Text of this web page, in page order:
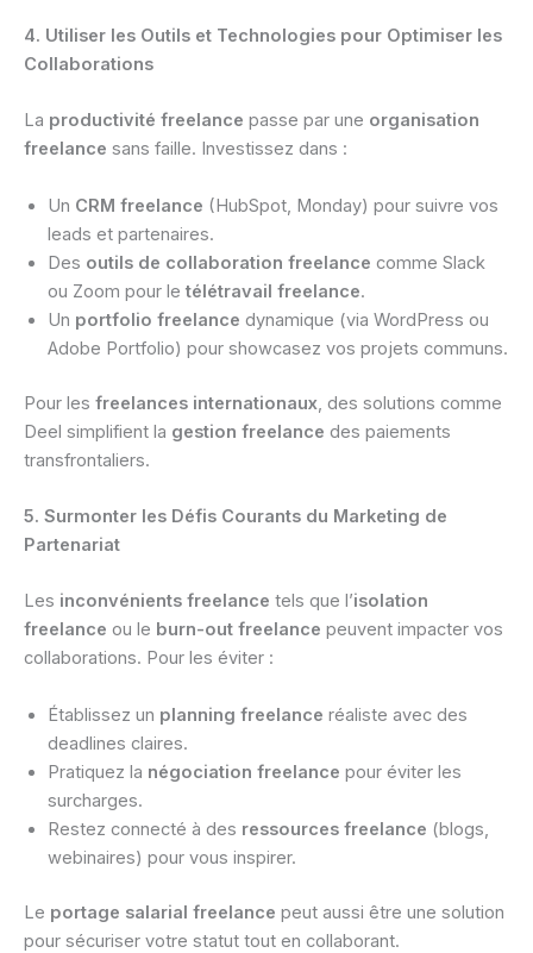
4. Utiliser les Outils et Technologies pour Optimiser les
Collaborations
La productivité freelance passe par une organisation
freelance sans faille. Investissez dans :
Un CRM freelance (HubSpot, Monday) pour suivre vos
leads et partenaires.
Des outils de collaboration freelance comme Slack
ou Zoom pour le télétravail freelance.
Un portfolio freelance dynamique (via WordPress ou
Adobe Portfolio) pour showcasez vos projets communs.
Pour les freelances internationaux, des solutions comme
Deel simplifient la gestion freelance des paiements
transfrontaliers.
5. Surmonter les Défis Courants du Marketing de
Partenariat
Les inconvénients freelance tels que l’isolation
freelance ou le burn-out freelance peuvent impacter vos
collaborations. Pour les éviter :
Établissez un planning freelance réaliste avec des
deadlines claires.
Pratiquez la négociation freelance pour éviter les
surcharges.
Restez connecté à des ressources freelance (blogs,
webinaires) pour vous inspirer.
Le portage salarial freelance peut aussi être une solution
pour sécuriser votre statut tout en collaborant.